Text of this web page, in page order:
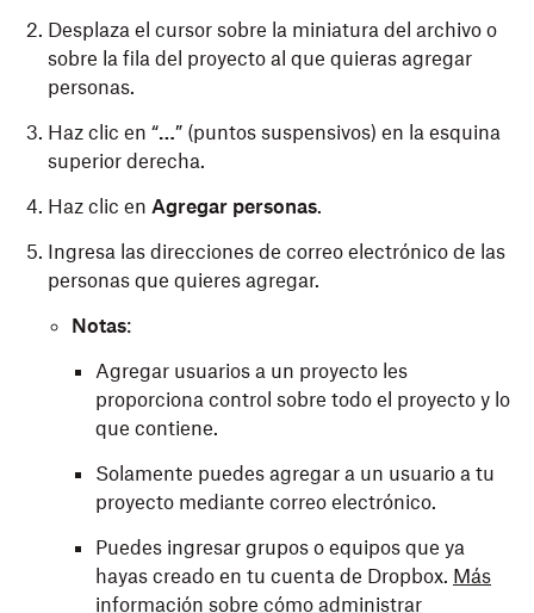
Desplaza el cursor sobre la miniatura del archivo o
sobre la fila del proyecto al que quieras agregar
personas.
Haz clic en “…” (puntos suspensivos) en la esquina
superior derecha.
Haz clic en Agregar personas.
Ingresa las direcciones de correo electrónico de las
personas que quieres agregar.
Notas:
Agregar usuarios a un proyecto les
proporciona control sobre todo el proyecto y lo
que contiene.
Solamente puedes agregar a un usuario a tu
proyecto mediante correo electrónico.
Puedes ingresar grupos o equipos que ya
hayas creado en tu cuenta de Dropbox. Más
información sobre cómo administrar